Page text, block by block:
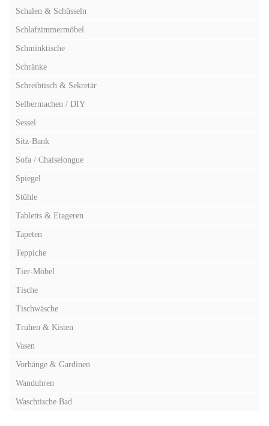
Schalen & Schüsseln
Schlafzimmermöbel
Schminktische
Schränke
Schreibtisch & Sekretär
Selbermachen / DIY
Sessel
Sitz-Bank
Sofa / Chaiselongue
Spiegel
Stühle
Tabletts & Etageren
Tapeten
Teppiche
Tier-Möbel
Tische
Tischwäsche
Truhen & Kisten
Vasen
Vorhänge & Gardinen
Wanduhren
Waschtische Bad